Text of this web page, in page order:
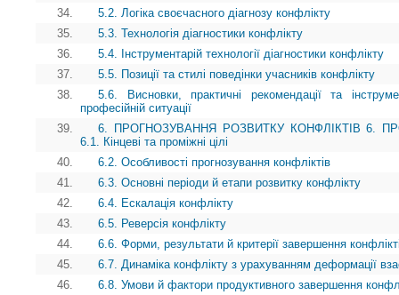
34.
5.2. Логіка своєчасного діагнозу конфлікту
35.
5.3. Технологія діагностики конфлікту
36.
5.4. Інструментарій технології діагностики конфлікту
37.
5.5. Позиції та стилі поведінки учасників конфлікту
38.
5.6. Висновки, практичні рекомендації та
професійній ситуації
39.
6. ПРОГНОЗУВАННЯ РОЗВИТКУ КОНФЛІКТІВ 6.
6.1. Кінцеві та проміжні цілі
40.
6.2. Особливості прогнозування конфліктів
41.
6.3. Основні періоди й етапи розвитку конфлікту
42.
6.4. Ескалація конфлікту
43.
6.5. Реверсія конфлікту
44.
6.6. Форми, результати й критерії завершення
45.
6.7. Динаміка конфлікту з урахуванням деформації
46.
6.8. Умови й фактори продуктивного завершення